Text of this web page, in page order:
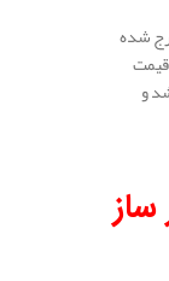
شده
و
ساز